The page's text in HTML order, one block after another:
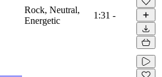
Rock, Neutral,
Energetic
1:31 -